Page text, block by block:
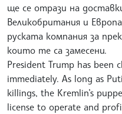
ще се отрази на
Великобритания и
руската компания за
които те са замесени.
President Trump has been
immediately. As long as
killings, the Kremlin’s
license to operate and